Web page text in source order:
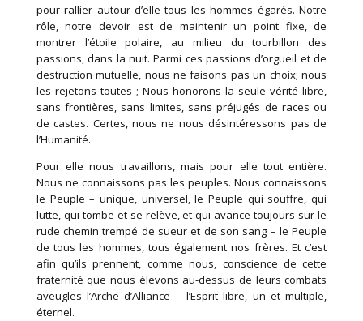
pour rallier autour d’elle tous les hommes égarés. Notre
rôle, notre devoir est de maintenir un point fixe, de
montrer l’étoile polaire, au milieu du tourbillon des
passions, dans la nuit. Parmi ces passions d’orgueil et de
destruction mutuelle, nous ne faisons pas un choix; nous
les rejetons toutes ; Nous honorons la seule vérité libre,
sans frontières, sans limites, sans préjugés de races ou
de castes. Certes, nous ne nous désintéressons pas de
l’Humanité.
Pour elle nous travaillons, mais pour elle tout entière.
Nous ne connaissons pas les peuples. Nous connaissons
le Peuple – unique, universel, le Peuple qui souffre, qui
lutte, qui tombe et se relève, et qui avance toujours sur le
rude chemin trempé de sueur et de son sang – le Peuple
de tous les hommes, tous également nos frères. Et c’est
afin qu’ils prennent, comme nous, conscience de cette
fraternité que nous élevons au-dessus de leurs combats
aveugles l’Arche d’Alliance – l’Esprit libre, un et multiple,
éternel.